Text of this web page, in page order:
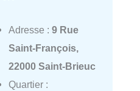
Adresse : 9 Rue
Saint-François,
22000 Saint-Brieuc
Quartier :